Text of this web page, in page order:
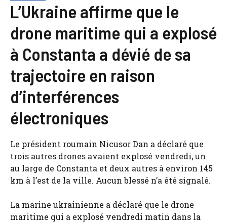
L’Ukraine affirme que le
drone maritime qui a explosé
à Constanta a dévié de sa
trajectoire en raison
d’interférences
électroniques
Le président roumain Nicusor Dan a déclaré que
trois autres drones avaient explosé vendredi, un
au large de Constanta et deux autres à environ 145
km à l’est de la ville. Aucun blessé n’a été signalé.
La marine ukrainienne a déclaré que le drone
maritime qui a explosé vendredi matin dans la